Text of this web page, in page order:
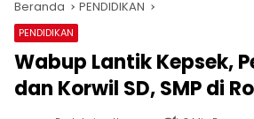
Beranda PENDIDIKAN
PENDIDIKAN
Wabup Lantik Kepsek,
dan Korwil SD, SMP di